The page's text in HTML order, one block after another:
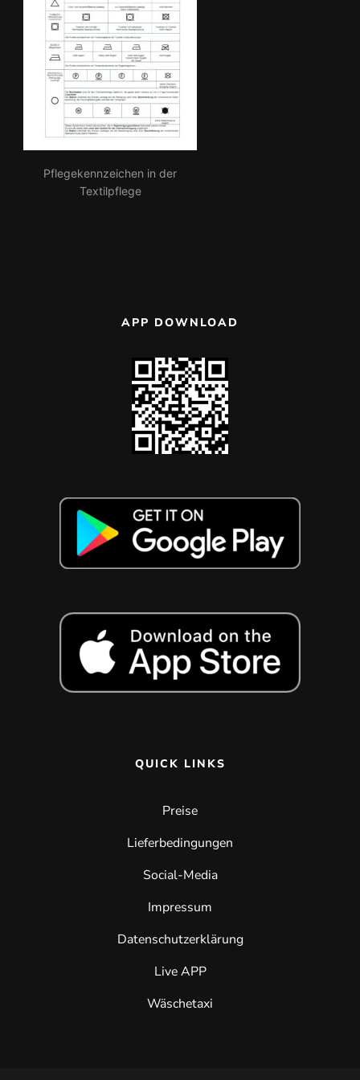
Pflegekennzeichen in der
Textilpflege
APP DOWNLOAD
QUICK LINKS
Preise
Lieferbedingungen
Social-Media
Impressum
Datenschutzerklärung
Live APP
Wäschetaxi